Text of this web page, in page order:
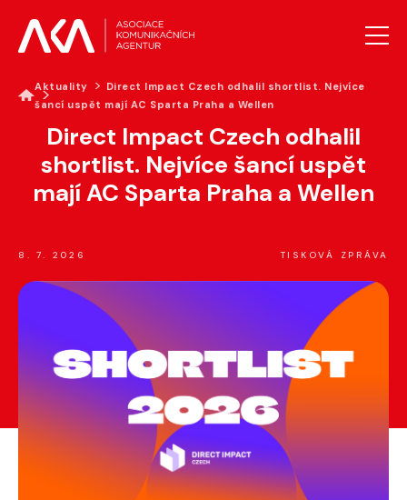
AKTUALITY
O AKA
PROJEKTY AKA
VZDĚLÁVÁNÍ
GALERIE
Aktuality
Direct Impact Czech odhalil shortlist. Nejvíce
šancí uspět mají AC Sparta Praha a Wellen
Direct Impact Czech odhalil
shortlist. Nejvíce šancí uspět
mají AC Sparta Praha a Wellen
8. 7. 2026 TISKOVÁ ZPRÁVA